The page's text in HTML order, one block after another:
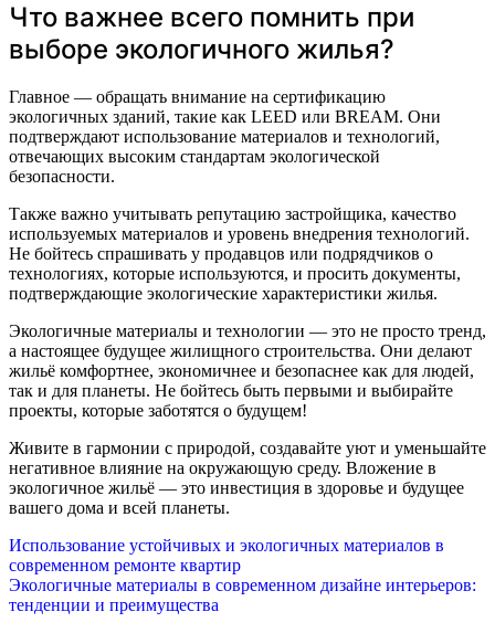
Что важнее всего помнить при
выборе экологичного жилья?
Главное — обращать внимание на сертификацию
экологичных зданий, такие как LEED или BREAM. Они
подтверждают использование материалов и технологий,
отвечающих высоким стандартам экологической
безопасности.
Также важно учитывать репутацию застройщика, качество
используемых материалов и уровень внедрения технологий.
Не бойтесь спрашивать у продавцов или подрядчиков о
технологиях, которые используются, и просить документы,
подтверждающие экологические характеристики жилья.
Экологичные материалы и технологии — это не просто тренд,
а настоящее будущее жилищного строительства. Они делают
жильё комфортнее, экономичнее и безопаснее как для людей,
так и для планеты. Не бойтесь быть первыми и выбирайте
проекты, которые заботятся о будущем!
Живите в гармонии с природой, создавайте уют и уменьшайте
негативное влияние на окружающую среду. Вложение в
экологичное жильё — это инвестиция в здоровье и будущее
вашего дома и всей планеты.
Навигация
по
записям
Использование устойчивых и экологичных материалов в
современном ремонте квартир
Экологичные материалы в современном дизайне интерьеров:
тенденции и преимущества